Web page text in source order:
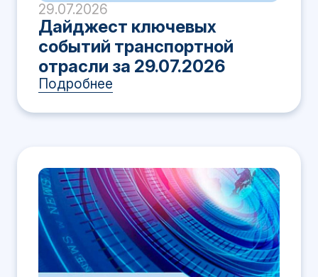
29.07.2026
Дайджест ключевых
событий транспортной
отрасли за 29.07.2026
Подробнее